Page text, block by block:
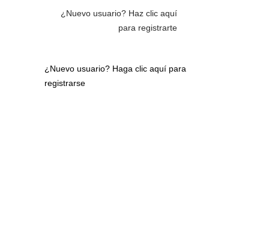
¿Nuevo usuario? Haz clic aquí
para registrarte
¿Nuevo usuario? Haga clic aquí para
registrarse